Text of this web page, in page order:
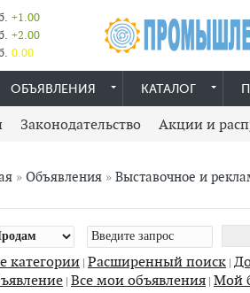
+1.00
+2.00
0.00
ОБЪЯВЛЕНИЯ КАТАЛОГ
Законодательство Акции и
» Объявления » Выставочное и
категории | Расширенный поиск |
| Все мои объявления | Мой